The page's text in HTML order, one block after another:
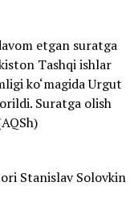
etgan suratga
Tashqi ishlar
ko‘magida Urgut
Suratga olish
Stanislav Solovkin